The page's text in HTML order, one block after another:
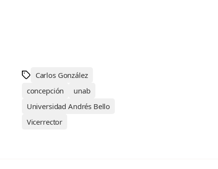
Carlos González
concepción
unab
Universidad Andrés Bello
Vicerrector